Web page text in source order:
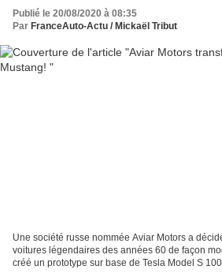
Publié le 20/08/2020 à 08:35
Par FranceAuto-Actu / Mickaël Tribut
Une société russe nommée Aviar Motors a
voitures légendaires des années 60 de façon
créé un prototype sur base de Tesla Model S